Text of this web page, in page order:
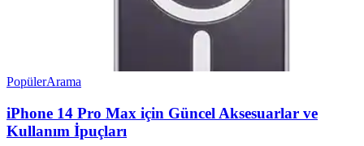
PopülerArama
iPhone 14 Pro Max için Güncel Aksesuarlar ve
Kullanım İpuçları